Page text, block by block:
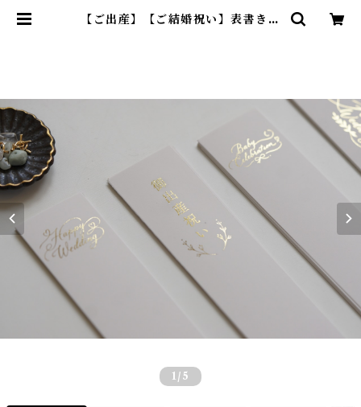
【ご出産】【ご結婚祝い】表書き追
1 /5